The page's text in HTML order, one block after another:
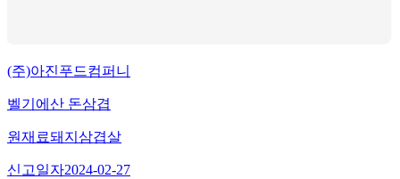
(주)아진푸드컴퍼니
벨기에산 돈삼겹
원재료돼지삼겹살
신고일자2024-02-27